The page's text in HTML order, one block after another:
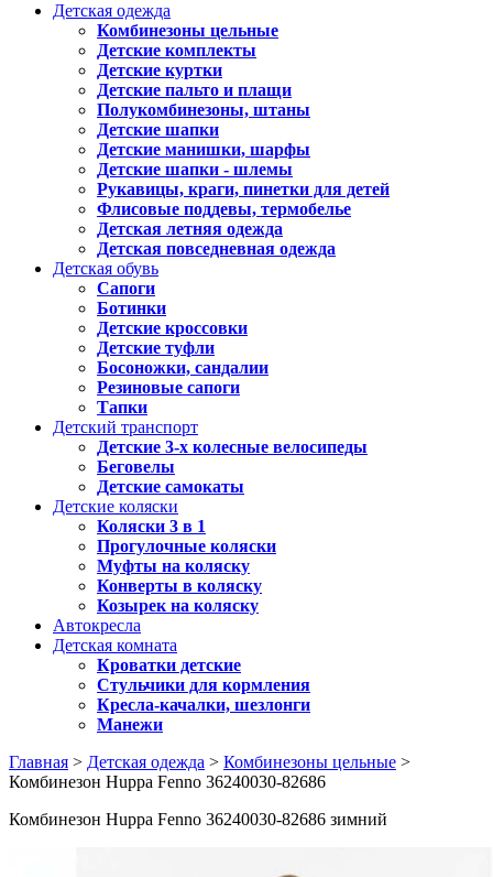
Детская одежда
Комбинезоны цельные
Детские комплекты
Детские куртки
Детские пальто и плащи
Полукомбинезоны, штаны
Детские шапки
Детские манишки, шарфы
Детские шапки - шлемы
Рукавицы, краги, пинетки для детей
Флисовые поддевы, термобелье
Детская летняя одежда
Детская повседневная одежда
Детская обувь
Сапоги
Ботинки
Детские кроссовки
Детские туфли
Босоножки, сандалии
Резиновые сапоги
Тапки
Детский транспорт
Детские 3-х колесные велосипеды
Беговелы
Детские самокаты
Детские коляски
Коляски 3 в 1
Прогулочные коляски
Муфты на коляску
Конверты в коляску
Козырек на коляску
Автокресла
Детская комната
Кроватки детские
Стульчики для кормления
Кресла-качалки, шезлонги
Манежи
Главная > Детская одежда > Комбинезоны цельные >
Комбинезон Huppa Fenno 36240030-82686
Комбинезон Huppa Fenno 36240030-82686 зимний